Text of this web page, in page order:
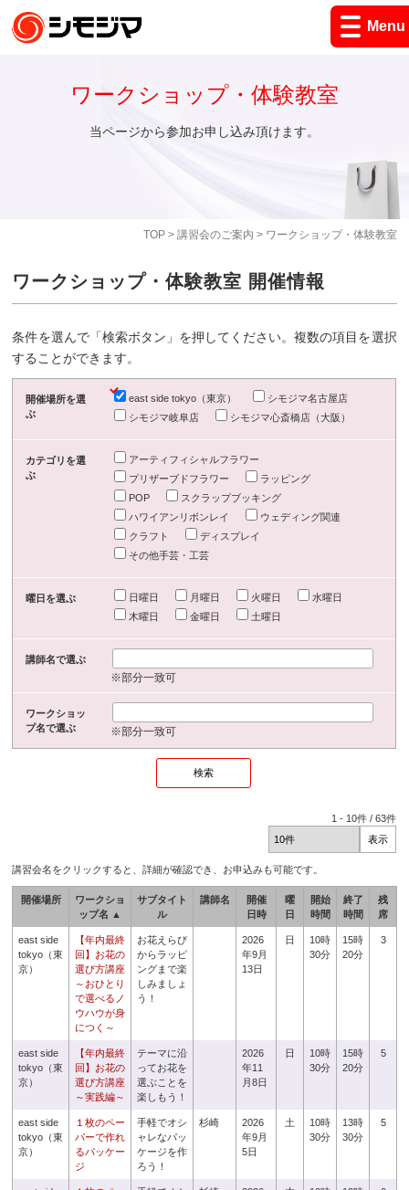
Menu
TOP> 講習会のご案内 > ワークショップ・体験教室
ワークショップ・体験教室
当ページから参加お申し込み頂けます。
ワークショップ・体験教室 開催情報
条件を選んで「検索ボタン」を押してください。複数の項目を選択
することができます。
開催場所を選
ぶ
east side tokyo（東京）
シモジマ名古屋店
シモジマ岐阜店
シモジマ心斎橋店（大阪）
カテゴリを選
ぶ
アーティフィシャルフラワー
プリザーブドフラワー
ラッピング
POP
スクラップブッキング
ハワイアンリボンレイ
ウェディング関連
クラフト
ディスプレイ
その他手芸・工芸
曜日を選ぶ 日曜日 月曜日 火曜日
水曜日
木曜日
金曜日 土曜日
講師名で選ぶ
※部分一致可
ワークショッ
プ名で選ぶ
※部分一致可
1 - 10件 /63件
講習会名をクリックすると、詳細が確認でき、お申込みも可能です。
開催場所
ワークショ
ップ名 ▲
サブタイト
ル
講師名
開催
日時
曜
日
開始
時間
終了
時間
残
席
east side
tokyo（東
京）
【年内最終
回】お花の
選び方講座
～おひとり
で選べるノ
ウハウが身
につく～
お花えらび
からラッピ
ングまで楽
しみましょ
う！
2026
年9月
13日
日
10時
30分
15時
20分
3
east side
tokyo（東
京）
【年内最終
回】お花の
選び方講座
～実践編～
テーマに沿
ってお花を
選ぶことを
楽しもう！
2026
年11
月8日
日
10時
30分
15時
20分
5
east side
tokyo（東
京）
１枚のペー
パーで作れ
るパッケー
ジ
手軽でオシ
ャレなパッ
ケージを作
ろう！
杉崎
2026
年9月
5日
土
10時
30分
13時
30分
5